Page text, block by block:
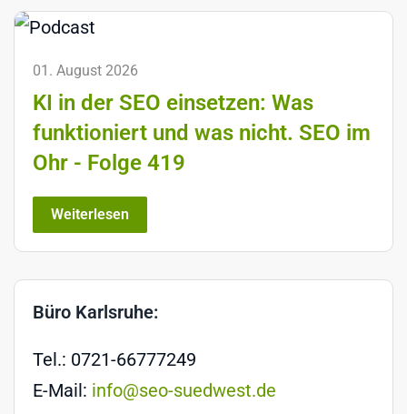
01. August 2026
KI in der SEO einsetzen: Was
funktioniert und was nicht. SEO im
Ohr - Folge 419
Weiterlesen
Büro Karlsruhe:
Tel.: 0721-66777249
E-Mail: info@seo-suedwest.de